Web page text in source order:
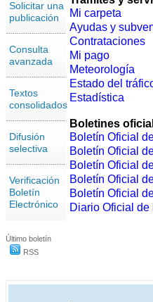
Solicitar una
publicación
Consulta
avanzada
Textos
consolidados
Difusión
selectiva
Verificación
Boletín
Electrónico
Último boletín
RSS
Mi carpeta
Ayudas y
Contrataciones
Mi pago
Meteorología
Estado del
Estadística
Boletines
Boletín Oficial
Boletín Oficial
Boletín Oficial
Boletín Oficial
Boletín Oficial
Diario Oficial